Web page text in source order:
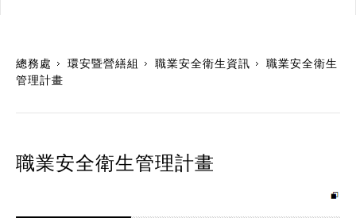
總務處 環安暨營繕組 職業安全衛生資訊
職業安全衛生
管理計畫
職業安全衛生管理計畫